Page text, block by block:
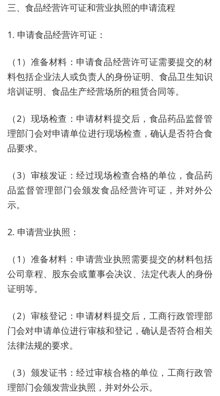
三、食品经营许可证和营业执照的申请流程
1. 申请食品经营许可证：
（1）准备材料：申请食品经营许可证需要提交的材
料包括企业法人或负责人的身份证明、食品卫生知识
培训证明、食品生产经营场所的租赁合同等。
（2）现场检查：申请材料提交后，食品药品监督管
理部门会对申请单位进行现场检查，确认是否符合食
品要求。
（3）审核发证：经过现场检查合格的单位，食品药
品监督管理部门会颁发食品经营许可证，并对外公
示。
2. 申请营业执照：
（1）准备材料：申请营业执照需要提交的材料包括
公司章程、股东会或董事会决议、法定代表人的身份
证明等。
（2）审核登记：申请材料提交后，工商行政管理部
门会对申请单位进行审核和登记，确认是否符合相关
法律法规的要求。
（3）颁发证书：经过审核合格的单位，工商行政管
理部门会颁发营业执照，并对外公示。